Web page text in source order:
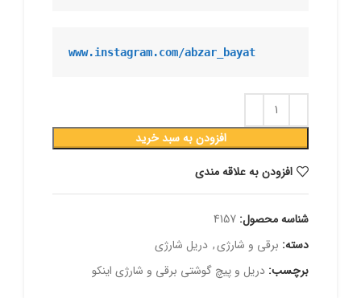
www.instagram.com/abzar_bayat
افزودن به سبد خرید
افزودن به علاقه مندی
شناسه محصول: 4157
دسته: برقی و شارژی, دریل شارژی
برچسب: دریل و پیچ گوشتی برقی و شارژی اینکو